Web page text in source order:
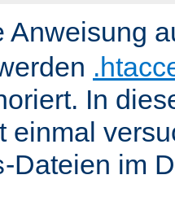
Anweisung
In
einmal
-Dateien im